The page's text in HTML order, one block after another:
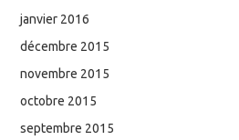
janvier 2016
décembre 2015
novembre 2015
octobre 2015
septembre 2015